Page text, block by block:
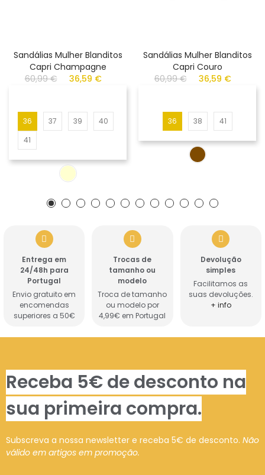
Sandálias Mulher Blanditos
Capri Champagne
60,99 €
36,59 €
36 37 39
40
41
Sandálias Mulher Blanditos
Capri Couro
60,99 €
36,59 €
36 38 41
Entrega em
24/48h para
Portugal
Envio gratuito em
encomendas
superiores a 50€
Trocas de
tamanho ou
modelo
Troca de tamanho
ou modelo por
4,99€ em Portugal
Devolução
simples
Facilitamos as
suas devoluções.
+ info
Receba 5€ de desconto na
sua primeira compra.
Subscreva a nossa newsletter e receba 5€ de desconto. Não
válido em artigos em promoção.